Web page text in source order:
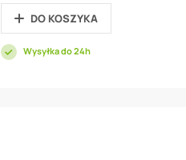
DO KOSZYKA
Wysyłka do 24h